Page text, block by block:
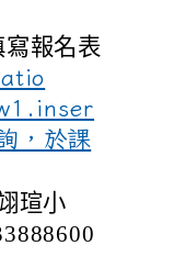
報名表
，於課
瑄小